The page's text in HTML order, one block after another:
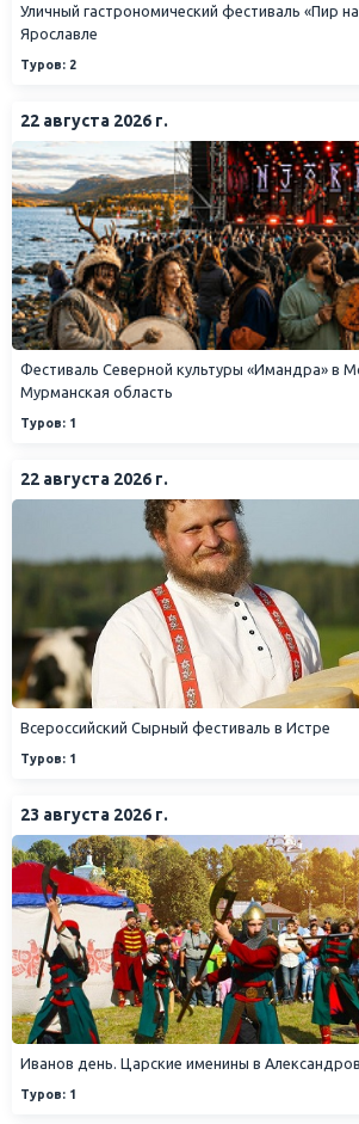
Уличный гастрономический фестиваль «Пир
Ярославле
Туров: 2
22 августа 2026 г.
Фестиваль Северной культуры «Имандра» в
Мурманская область
Туров: 1
22 августа 2026 г.
Всероссийский Сырный фестиваль в Истре
Туров: 1
23 августа 2026 г.
Иванов день. Царские именины в
Туров: 1